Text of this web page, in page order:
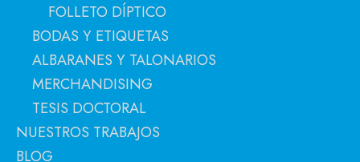
FOLLETO DÍPTICO
BODAS Y ETIQUETAS
ALBARANES Y TALONARIOS
MERCHANDISING
TESIS DOCTORAL
NUESTROS TRABAJOS
BLOG